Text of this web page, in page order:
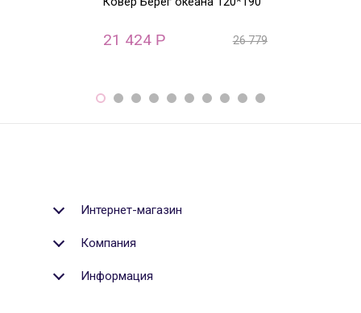
21 424 Р 26 779
Интернет-магазин
Компания
Информация